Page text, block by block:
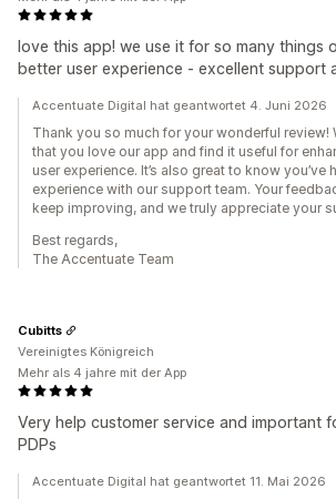
love this app! we use it for so many things
better user experience - excellent support
Accentuate Digital hat geantwortet 4. Juni 2026
Thank you so much for your wonderful review!
that you love our app and find it useful for
user experience. It’s also great to know you’ve
experience with our support team. Your
keep improving, and we truly appreciate your
Best regards,
The Accentuate Team
Very help customer service and important
PDPs
Cubitts
Vereinigtes Königreich
Mehr als 4 jahre mit der App
Accentuate Digital hat geantwortet 11. Mai 2026